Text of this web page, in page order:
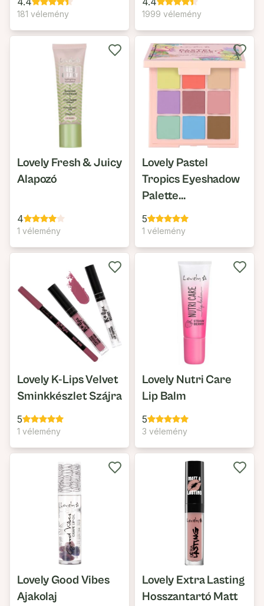
181 vélemény 1999 vélemény
Lovely Fresh & Juicy
Alapozó
4
1 vélemény
Lovely Pastel
Tropics Eyeshadow
Palette
Szemhéjpúder
Paletta
5
1 vélemény
Lovely K-Lips Velvet
Sminkkészlet Szájra
5
1 vélemény
Lovely Nutri Care
Lip Balm
5
3 vélemény
Lovely Good Vibes
Ajakolaj
Lovely Extra Lasting
Hosszantartó Matt